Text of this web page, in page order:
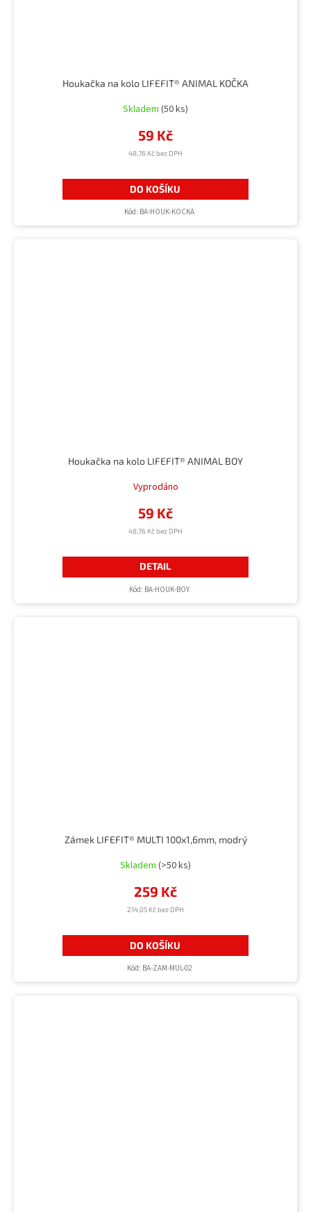
Houkačka na kolo LIFEFIT® ANIMAL KOČKA
Skladem (50 ks)
48,76 Kč bez DPH
59 Kč
DO KOŠÍKU
Kód: BA-HOUK-KOCKA
Houkačka na kolo LIFEFIT® ANIMAL BOY
Vyprodáno
48,76 Kč bez DPH
59 Kč
DETAIL
Kód: BA-HOUK-BOY
Zámek LIFEFIT® MULTI 100x1,6mm, modrý
Skladem (>50 ks)
214,05 Kč bez DPH
259 Kč
DO KOŠÍKU
Kód: BA-ZAM-MUL-02